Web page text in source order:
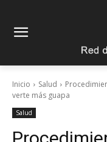
Inicio Salud
verte más guapa
Salud